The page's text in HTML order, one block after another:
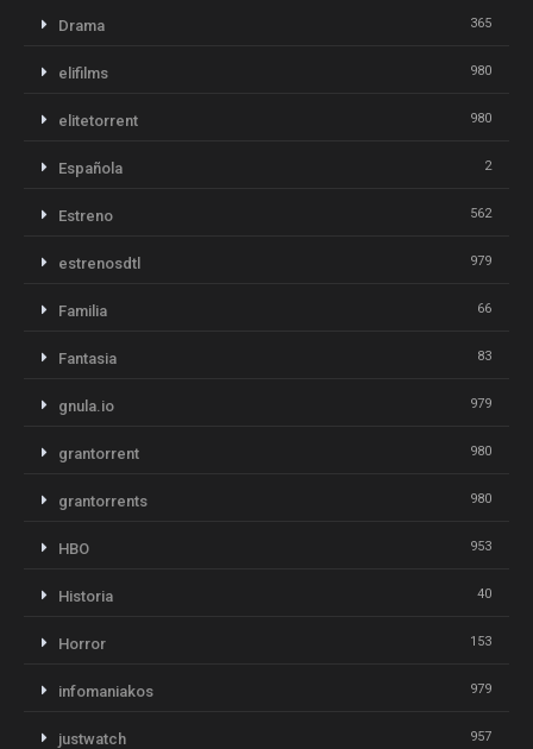
Drama 365
elifilms 980
elitetorrent 980
Española 2
Estreno 562
estrenosdtl 979
Familia 66
Fantasia 83
gnula.io 979
grantorrent 980
grantorrents 980
HBO 953
Historia 40
Horror 153
infomaniakos 979
justwatch 957